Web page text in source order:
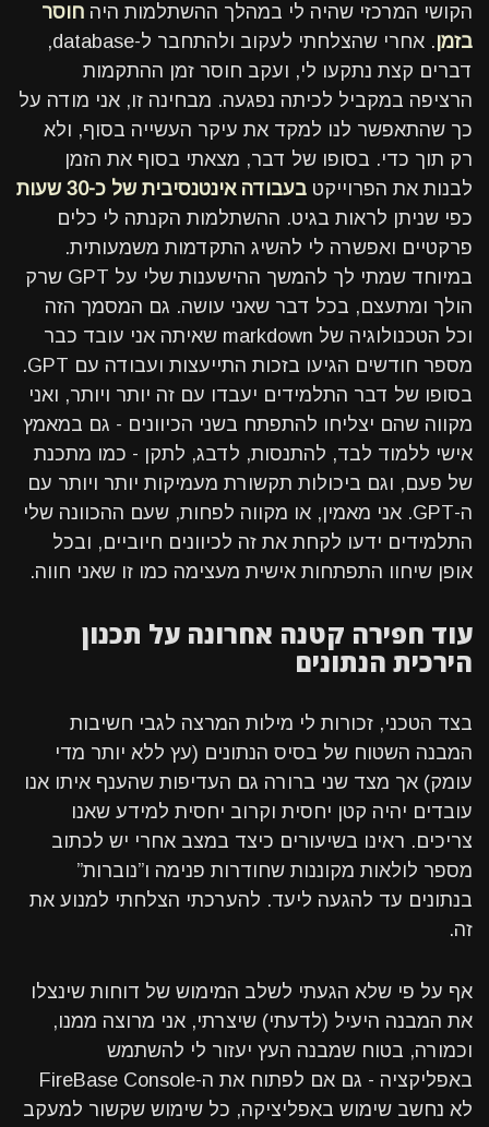
הקושי המרכזי שהיה לי במהלך ההשתלמות היה חוסר
בזמן
. אחרי שהצלחתי לעקוב ולהתחבר ל-database,
דברים קצת נתקעו לי, ועקב חוסר זמן ההתקמות
הרציפה במקביל לכיתה נפגעה. מבחינה זו, אני מודה על
כך שהתאפשר לנו למקד את עיקר העשייה בסוף, ולא
רק תוך כדי. בסופו של דבר, מצאתי בסוף את הזמן
לבנות את הפרוייקט בעבודה אינטנסיבית של כ-30 שעות
כפי שניתן לראות בגיט. ההשתלמות הקנתה לי כלים
פרקטיים ואפשרה לי להשיג התקדמות משמעותית.
במיוחד שמתי לך להמשך ההישענות שלי על GPT שרק
הולך ומתעצם, בכל דבר שאני עושה. גם המסמך הזה
וכל הטכנולוגיה של markdown שאיתה אני עובד כבר
מספר חודשים הגיעו בזכות התייעצות ועבודה עם GPT.
בסופו של דבר התלמידים יעבדו עם זה יותר ויותר, ואני
מקווה שהם יצליחו להתפתח בשני הכיוונים - גם במאמץ
אישי ללמוד לבד, להתנסות, לדבג, לתקן - כמו מתכנת
של פעם, וגם ביכולות תקשורת מעמיקות יותר ויותר עם
ה-GPT. אני מאמין, או מקווה לפחות, שעם ההכוונה שלי
התלמידים ידעו לקחת את זה לכיוונים חיוביים, ובכל
אופן שיחוו התפתחות אישית מעצימה כמו זו שאני חווה.
עוד חפירה קטנה אחרונה על תכנון
הירכית הנתונים
בצד הטכני, זכורות לי מילות המרצה לגבי חשיבות
המבנה השטוח של בסיס הנתונים (עץ ללא יותר מדי
עומק) אך מצד שני ברורה גם העדיפות שהענף איתו אנו
עובדים יהיה קטן יחסית וקרוב יחסית למידע שאנו
צריכים. ראינו בשיעורים כיצד במצב אחרי יש לכתוב
מספר לולאות מקוננות שחודרות פנימה ו”נוברות”
בנתונים עד להגעה ליעד. להערכתי הצלחתי למנוע את
זה.
אף על פי שלא הגעתי לשלב המימוש של דוחות שינצלו
את המבנה היעיל (לדעתי) שיצרתי, אני מרוצה ממנו,
וכמורה, בטוח שמבנה העץ יעזור לי להשתמש
באפליקציה - גם אם לפתוח את ה-FireBase Console
לא נחשב שימוש באפליציקה, כל שימוש שקשור למעקב